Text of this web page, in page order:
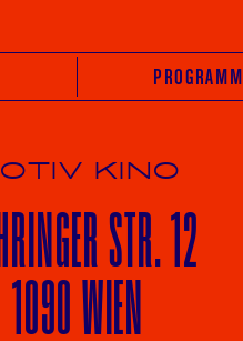
PROGRAMM
KINO
STR. 12
1090 WIEN